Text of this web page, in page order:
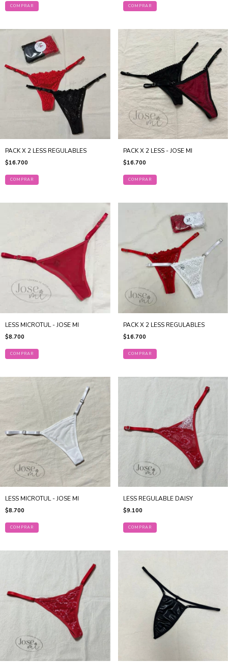
COMPRAR COMPRAR
PACK X 2 LESS REGULABLES
$16.700
COMPRAR
PACK X 2 LESS - JOSE MI
$16.700
COMPRAR
LESS MICROTUL - JOSE MI
$8.700
COMPRAR
PACK X 2 LESS REGULABLES
$16.700
COMPRAR
LESS MICROTUL - JOSE MI
$8.700
COMPRAR
LESS REGULABLE DAISY
$9.100
COMPRAR